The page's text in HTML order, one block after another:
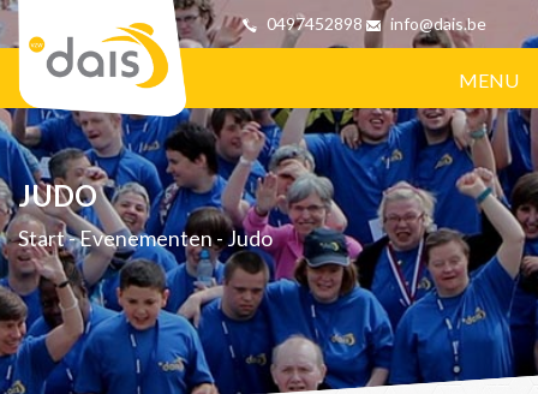
0497452898 info@dais.be
MENU
JUDO
Start-Evenementen-Judo